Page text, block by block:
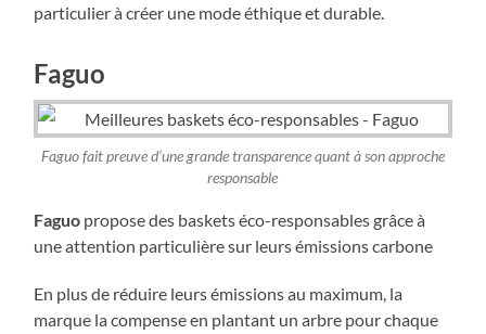
particulier à créer une mode éthique et durable.
Faguo
Faguo fait preuve d’une grande transparence quant à son approche
responsable
Faguo propose des baskets éco-responsables grâce à
une attention particulière sur leurs émissions carbone
En plus de réduire leurs émissions au maximum, la
marque la compense en plantant un arbre pour chaque